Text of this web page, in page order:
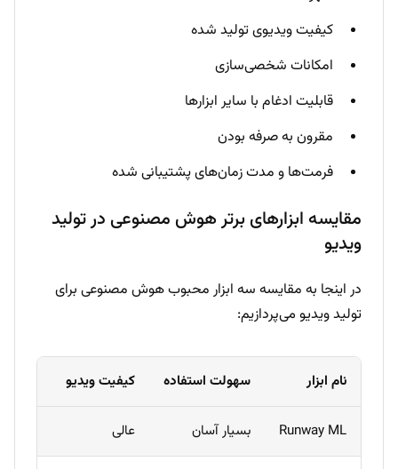
کیفیت ویدیوی تولید شده
امکانات شخصی‌سازی
قابلیت ادغام با سایر ابزارها
مقرون به صرفه بودن
فرمت‌ها و مدت زمان‌های پشتیبانی شده
مقایسه ابزارهای برتر هوش مصنوعی در تولید
ویدیو
در اینجا به مقایسه سه ابزار محبوب هوش مصنوعی برای
تولید ویدیو می‌پردازیم:
نام ابزار سهولت استفاده کیفیت ویدیو
Runway ML بسیار آسان عالی